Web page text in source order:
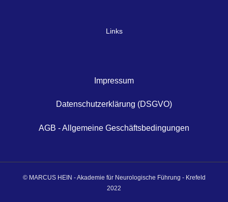
Links
Impressum
Datenschutzerklärung (DSGVO)
AGB - Allgemeine Geschäftsbedingungen
© MARCUS HEIN - Akademie für Neurologische Führung - Krefeld
2022